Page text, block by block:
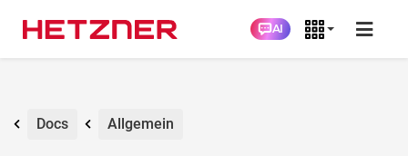
AI
Docs Allgemein